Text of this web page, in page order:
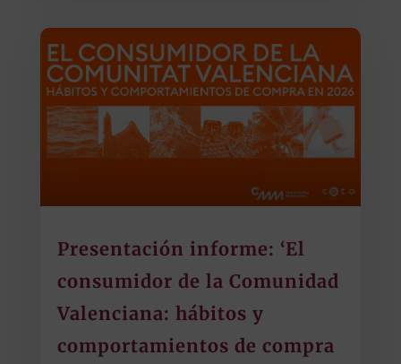
Presentación informe: ‘El
consumidor de la Comunidad
Valenciana: hábitos y
comportamientos de compra